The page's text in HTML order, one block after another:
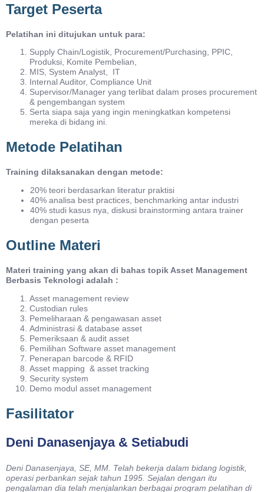
Target Peserta
Pelatihan ini ditujukan untuk para:
Supply Chain/Logistik, Procurement/Purchasing, PPIC,
Produksi, Komite Pembelian,
MIS, System Analyst, IT
Internal Auditor, Compliance Unit
Supervisor/Manager yang terlibat dalam proses procurement
& pengembangan system
Serta siapa saja yang ingin meningkatkan kompetensi
mereka di bidang ini.
Metode Pelatihan
Training dilaksanakan dengan metode:
20% teori berdasarkan literatur praktisi
40% analisa best practices, benchmarking antar industri
40% studi kasus nya, diskusi brainstorming antara trainer
dengan peserta
Outline Materi
Materi training yang akan di bahas topik Asset Management
Berbasis Teknologi adalah :
Asset management review
Custodian rules
Pemeliharaan & pengawasan asset
Administrasi & database asset
Pemeriksaan & audit asset
Pemilihan Software asset management
Penerapan barcode & RFID
Asset mapping & asset tracking
Security system
Demo modul asset management
Fasilitator
Deni Danasenjaya & Setiabudi
Deni Danasenjaya, SE, MM. Telah bekerja dalam bidang logistik,
operasi perbankan sejak tahun 1995. Sejalan dengan itu
pengalaman dia telah menjalankan berbagai program pelatihan di